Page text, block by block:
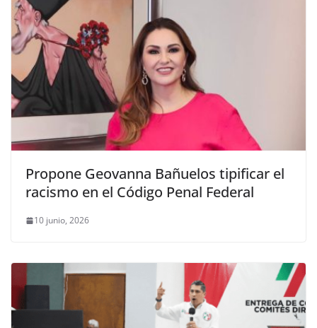
Propone Geovanna Bañuelos tipificar el
racismo en el Código Penal Federal
10 junio, 2026